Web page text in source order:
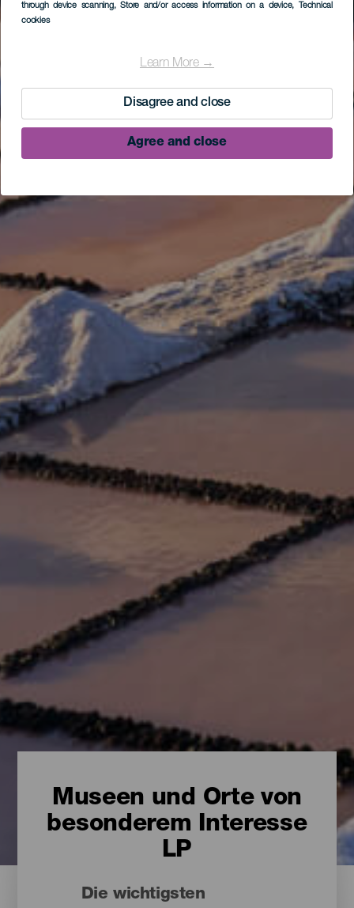
through device scanning, Store and/or access information on a device, Technical
cookies
Learn More →
Disagree and close
Agree and close
Museen und Orte von
besonderem Interesse
LP
Die wichtigsten